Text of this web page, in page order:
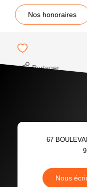
Nos honoraires
Partager
67
Nous